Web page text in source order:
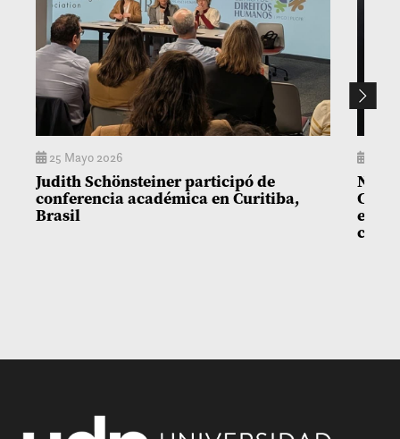
25 Mayo 2026
Judith Schönsteiner participó de
conferencia académica en Curitiba,
Brasil en